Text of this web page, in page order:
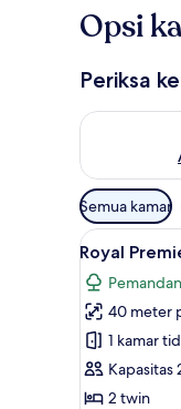
Opsi
Periksa
Periksa
Filter
tersedia
untuk
kamar
Semua kamar
Lihat
semua
foto
untuk
Royal
Premiere
Twin
13
Royal
40 meter
1 kamar
Kapasitas
2 twin